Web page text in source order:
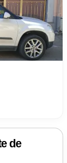
de